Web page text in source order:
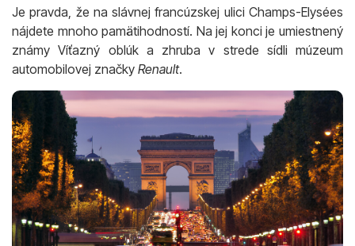
Je pravda, že na slávnej francúzskej ulici Champs-Elysées
nájdete mnoho pamätihodností. Na jej konci je umiestnený
známy Víťazný oblúk a zhruba v strede sídli múzeum
automobilovej značky Renault.